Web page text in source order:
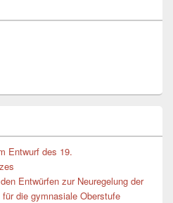
Entwurf des 19.
Entwürfen zur Neuregelung der
die gymnasiale Oberstufe